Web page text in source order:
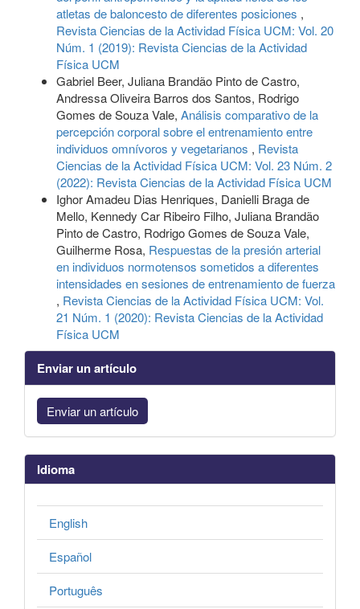
atletas de baloncesto de diferentes posiciones ,
Revista Ciencias de la Actividad Física UCM: Vol. 20
Núm. 1 (2019): Revista Ciencias de la Actividad
Física UCM
Gabriel Beer, Juliana Brandão Pinto de Castro,
Andressa Oliveira Barros dos Santos, Rodrigo
Gomes de Souza Vale, Análisis comparativo de la
percepción corporal sobre el entrenamiento entre
individuos omnívoros y vegetarianos , Revista
Ciencias de la Actividad Física UCM: Vol. 23 Núm. 2
(2022): Revista Ciencias de la Actividad Física UCM
Ighor Amadeu Dias Henriques, Danielli Braga de
Mello, Kennedy Car Ribeiro Filho, Juliana Brandão
Pinto de Castro, Rodrigo Gomes de Souza Vale,
Guilherme Rosa, Respuestas de la presión arterial
en individuos normotensos sometidos a diferentes
intensidades en sesiones de entrenamiento de fuerza
, Revista Ciencias de la Actividad Física UCM: Vol.
21 Núm. 1 (2020): Revista Ciencias de la Actividad
Física UCM
Enviar un artículo
Enviar un artículo
Idioma
English
Español
Português